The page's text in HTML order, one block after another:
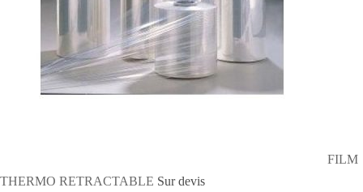
FILM
THERMO RETRACTABLE Sur devis